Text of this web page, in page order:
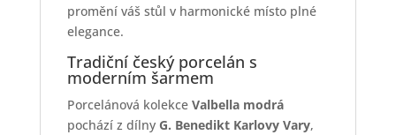
promění váš stůl v harmonické místo plné
elegance.
Tradiční český porcelán s
moderním šarmem
Porcelánová kolekce Valbella modrá
pochází z dílny G. Benedikt Karlovy Vary,